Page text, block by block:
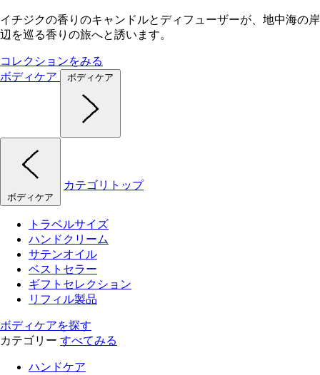
イチジクの香りのキャンドルとディフューザーが、地中海の岸
辺を巡る香りの旅へと誘います。
コレクションをみる
ボディケア
ボディケア
ボディケア
カテゴリトップ
トラベルサイズ
ハンドクリーム
サテンオイル
ベストセラー
ギフトセレクション
リフィル製品
ボディケアを探す
カテゴリー すべてみる
ハンドケア